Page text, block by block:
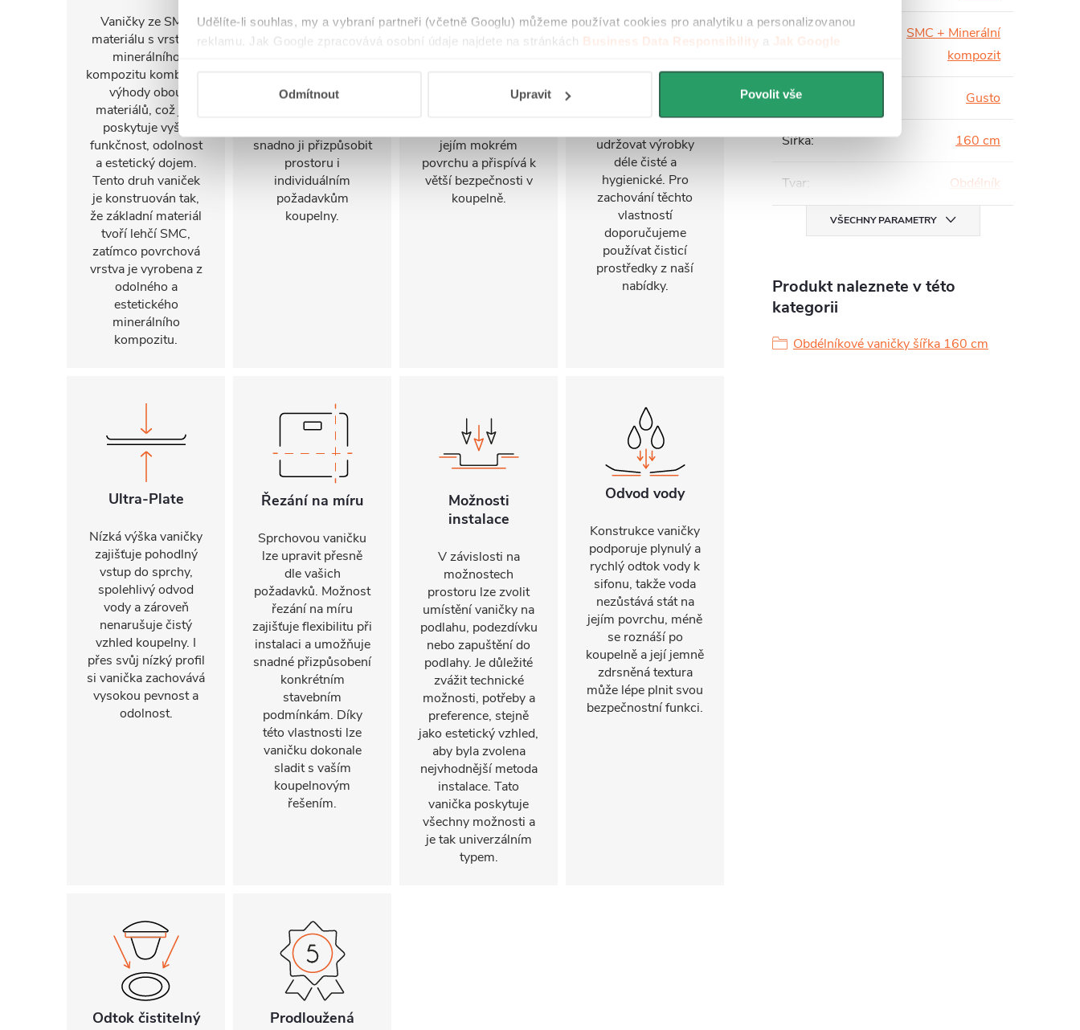
Udělíte-li souhlas, my a vybraní partneři (včetně Googlu) můžeme používat cookies pro analytiku a personalizovanou
reklamu. Jak Google zpracovává osobní údaje najdete na stránkách Business Data Responsibility a Jak Google
Odmítnout Upravit Povolit vše
Vaničky ze SMC
materiálu s vrstvou
minerálního
kompozitu kombinují
výhody obou
materiálů, což jim
poskytuje vyšší
funkčnost, odolnost
a estetický dojem.
Tento druh vaniček
je konstruován tak,
že základní materiál
tvoří lehčí SMC,
zatímco povrchová
vrstva je vyrobena z
odolného a
estetického
minerálního
kompozitu.
Díky středovému
odtoku, vyspádování
stran lze vaničku
snadno ji přizpůsobit
prostoru i
individuálním
požadavkům
koupelny.
Povrch vaničky má
jemně zdrsněnou
při sprchování,
jejím mokrém
povrchu a přispívá k
větší bezpečnosti v
koupelně.
povrchová úprava s
vodoodpudivými a
vlastnostmi, která
udržovat výrobky
déle čisté a
hygienické. Pro
zachování těchto
vlastností
doporučujeme
používat čisticí
prostředky z naší
nabídky.
Ultra-Plate
Nízká výška vaničky
zajišťuje pohodlný
vstup do sprchy,
spolehlivý odvod
vody a zároveň
nenarušuje čistý
vzhled koupelny. I
přes svůj nízký profil
si vanička zachovává
vysokou pevnost a
odolnost.
Řezání na míru
Sprchovou vaničku
lze upravit přesně
dle vašich
požadavků. Možnost
řezání na míru
zajišťuje flexibilitu při
instalaci a umožňuje
snadné přizpůsobení
konkrétním
stavebním
podmínkám. Díky
této vlastnosti lze
vaničku dokonale
sladit s vaším
koupelnovým
řešením.
Možnosti
instalace
V závislosti na
možnostech
prostoru lze zvolit
umístění vaničky na
podlahu, podezdívku
nebo zapuštění do
podlahy. Je důležité
zvážit technické
možnosti, potřeby a
preference, stejně
jako estetický vzhled,
aby byla zvolena
nejvhodnější metoda
instalace. Tato
vanička poskytuje
všechny možnosti a
je tak univerzálním
typem.
Odvod vody
Konstrukce vaničky
podporuje plynulý a
rychlý odtok vody k
sifonu, takže voda
nezůstává stát na
jejím povrchu, méně
se roznáší po
koupelně a její jemně
zdrsněná textura
může lépe plnit svou
bezpečnostní funkci.
Odtok čistitelný
Prodloužená
Materiál:
SMC + Minerální
kompozit
Série Gusto
Šířka: 160 cm
Tvar: Obdélník
VŠECHNY PARAMETRY
Produkt naleznete v této
kategorii
Obdélníkové vaničky šířka 160 cm